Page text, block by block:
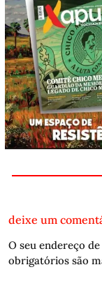
deixe um
O seu endereço
obrigatórios são